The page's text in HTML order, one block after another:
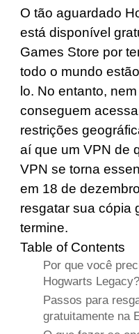
O tão aguardado
está disponível
Games Store por
todo o mundo
lo. No entanto,
conseguem
restrições
aí que um VPN de
VPN se torna
em 18 de
resgatar sua cópia
termine.
Table of Contents
Por que você
Hogwarts Legacy?
Passos para
gratuitamente na